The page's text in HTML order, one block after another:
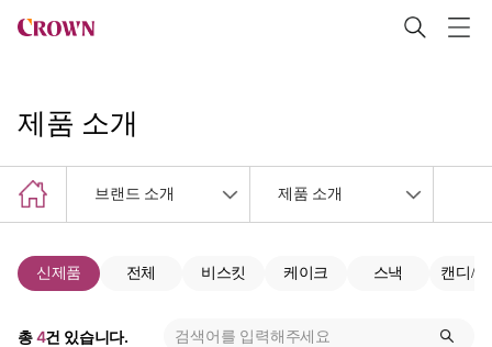
제품 소개
브랜드 소개 제품 소개
신제품 전체 비스킷 케이크 스낵 캔디/
총4건 있습니다.